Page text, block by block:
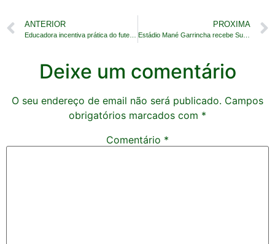
ANTERIOR PROXIMA
Estádio Mané Garrincha recebe Supercopa do Brasil
Deixe um comentário
O seu endereço de email não será publicado. Campos
obrigatórios marcados com *
Comentário *